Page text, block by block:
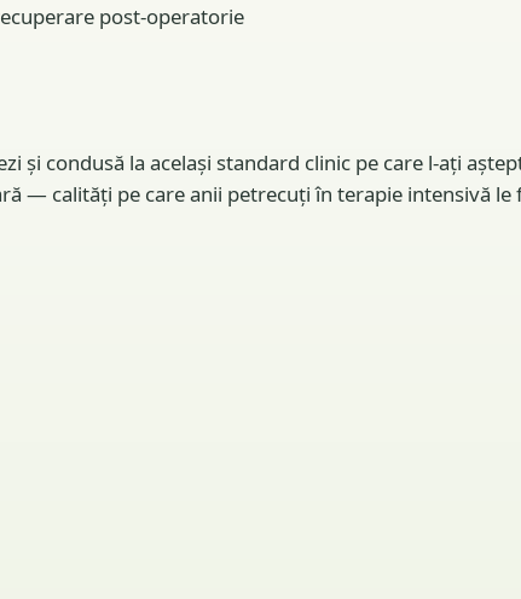
post-operatorie
și condusă la același standard clinic pe care l-ați
— calități pe care anii petrecuți în terapie intensivă